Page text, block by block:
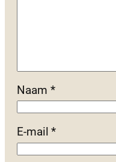
Naam *
E-mail*